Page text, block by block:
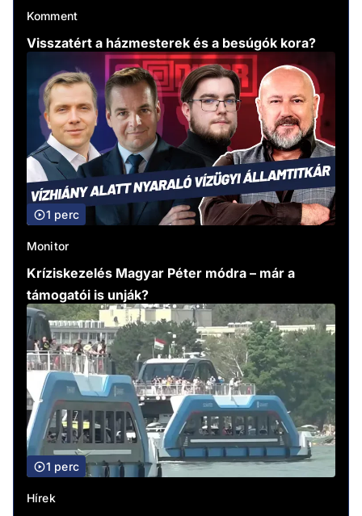
Komment
Visszatért a házmesterek és a besúgók kora?
1 perc
Monitor
Kríziskezelés Magyar Péter módra – már a
támogatói is unják?
1 perc
Hírek